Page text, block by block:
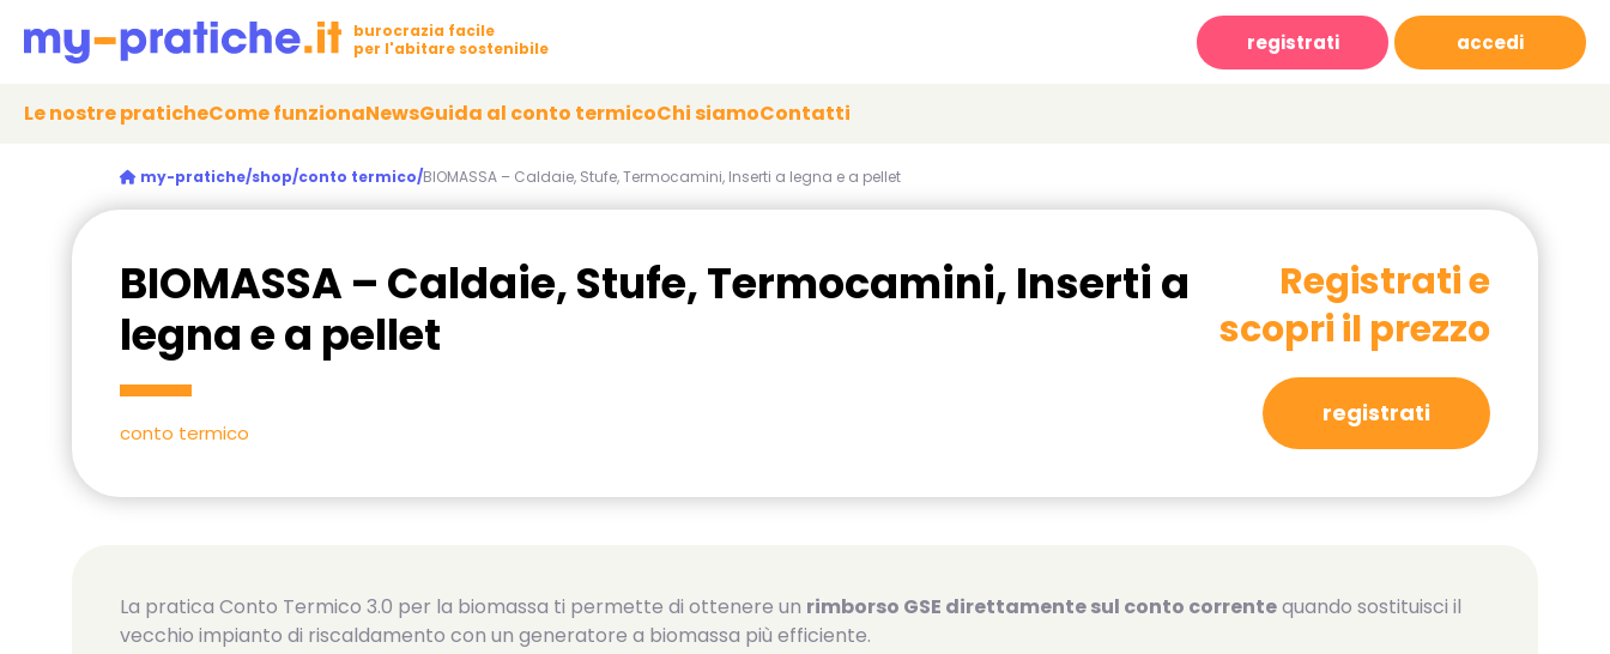
burocrazia facile
per l'abitare sostenibile
registrati accedi
Le nostre praticheCome funzionaNewsGuida al conto termicoChi siamoContatti
my-pratiche/shop/conto termico/BIOMASSA – Caldaie, Stufe, Termocamini, Inserti a legna e a pellet
BIOMASSA – Caldaie, Stufe, Termocamini, Inserti a
legna e a pellet
conto termico
Registrati e
scopri il prezzo
registrati
La pratica Conto Termico 3.0 per la biomassa ti permette di ottenere un rimborso GSE direttamente sul conto correntequando sostituisci il
vecchio impianto di riscaldamento con un generatore a biomassa più efficiente.